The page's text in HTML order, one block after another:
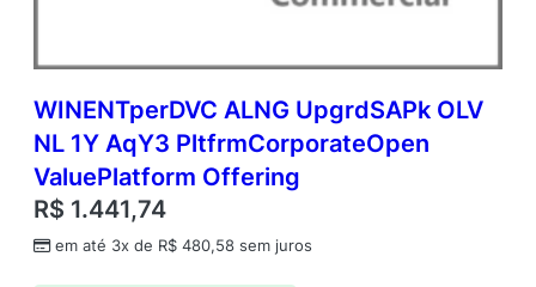
WINENTperDVC ALNG UpgrdSAPk OLV
NL 1Y AqY3 PltfrmCorporateOpen
ValuePlatform Offering
R$ 1.441,74
em até 3x de R$ 480,58 sem juros